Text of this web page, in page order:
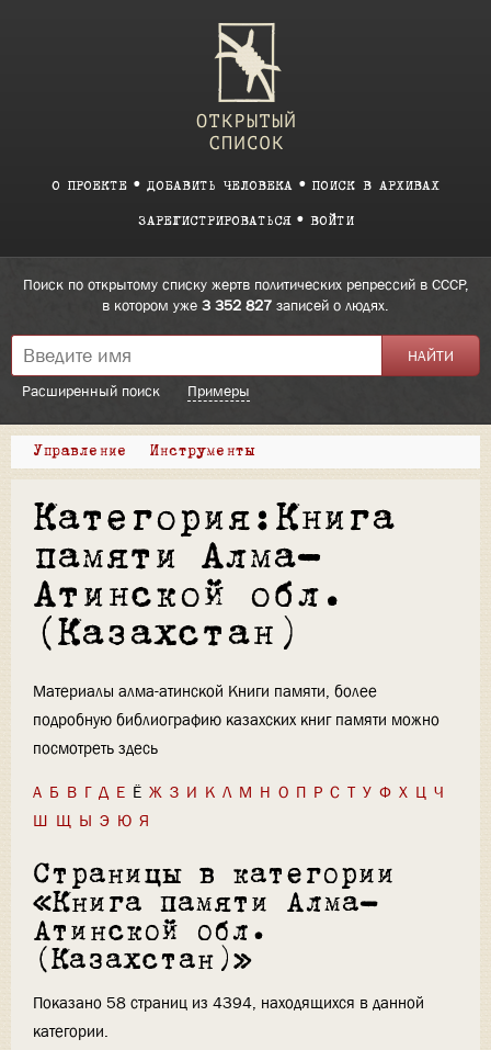
О ПРОЕКТЕ ДОБАВИТЬ ЧЕЛОВЕКА ПОИСК В АРХИВАХ
ЗАРЕГИСТРИРОВАТЬСЯ ВОЙТИ
Поиск по открытому списку жертв политических репрессий в СССР,
в котором уже 3 352 827 записей о людях.
Расширенный поиск Примеры
Управление Инструменты
Категория:Книга
памяти Алма-
Атинской обл.
(Казахстан)
Материалы алма-атинской Книги памяти, более
подробную библиографию казахских книг памяти можно
посмотреть здесь
А Б В Г Д Е Ё Ж З И К Л М Н О П Р С Т У Ф Х Ц Ч
Ш Щ Ы Э Ю Я
Страницы в категории
«Книга памяти Алма-
Атинской обл.
(Казахстан)»
Показано 58 страниц из 4394, находящихся в данной
категории.